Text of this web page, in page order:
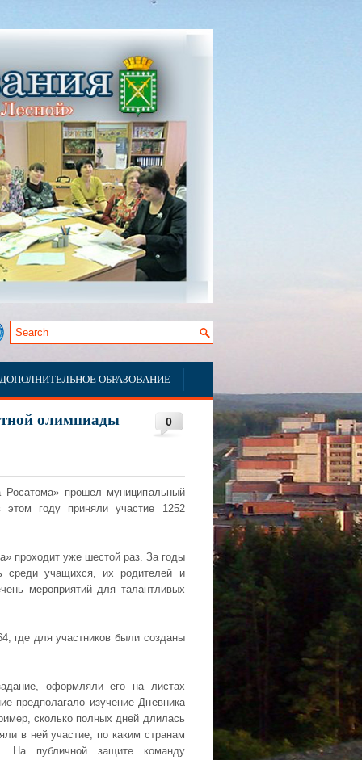
ДОПОЛНИТЕЛЬНОЕ ОБРАЗОВАНИЕ
0
олимпиады
Росатома» прошел муниципальный
году приняли участие 1252
проходит уже шестой раз. За годы
среди учащихся, их родителей и
мероприятий для талантливых
где для участников были созданы
оформляли его на листах
предполагало изучение Дневника
сколько полных дней длилась
в ней участие, по каким странам
На публичной защите команду